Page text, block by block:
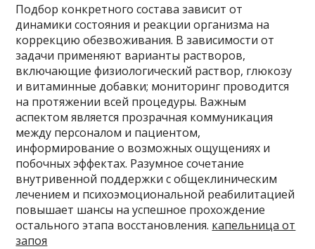
Подбор конкретного состава зависит от
динамики состояния и реакции организма на
коррекцию обезвоживания. В зависимости от
задачи применяют варианты растворов,
включающие физиологический раствор, глюкозу
и витаминные добавки; мониторинг проводится
на протяжении всей процедуры. Важным
аспектом является прозрачная коммуникация
между персоналом и пациентом,
информирование о возможных ощущениях и
побочных эффектах. Разумное сочетание
внутривенной поддержки с общеклиническим
лечением и психоэмоциональной реабилитацией
повышает шансы на успешное прохождение
остального этапа восстановления. капельница от
запоя